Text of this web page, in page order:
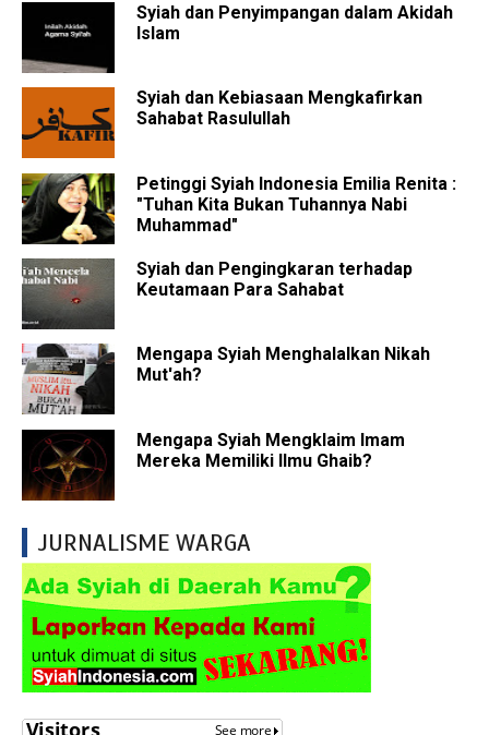
Syiah dan Penyimpangan dalam Akidah
Islam
Syiah dan Kebiasaan Mengkafirkan
Sahabat Rasulullah
Petinggi Syiah Indonesia Emilia Renita :
"Tuhan Kita Bukan Tuhannya Nabi
Muhammad"
Syiah dan Pengingkaran terhadap
Keutamaan Para Sahabat
Mengapa Syiah Menghalalkan Nikah
Mut'ah?
Mengapa Syiah Mengklaim Imam
Mereka Memiliki Ilmu Ghaib?
JURNALISME WARGA